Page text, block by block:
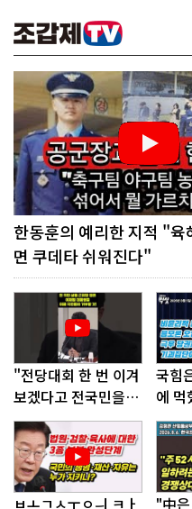
한동훈의 예리한 지적 "육
면 쿠데타 쉬워진다"
"전당대회 한 번 이겨
보겠다고 전국민을
'지옥문'으로 밀어!"
국힘
에 먹
당이
ㅂㅗㄱㅅㅜㅇㅢ ㅋㅏ
"中